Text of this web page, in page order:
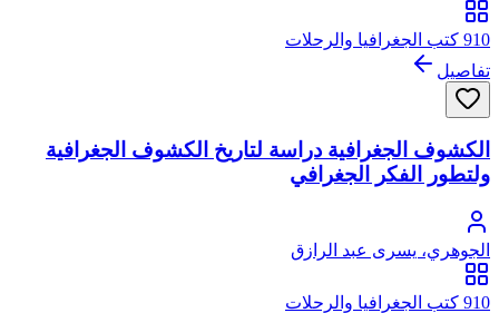
910 كتب الجغرافيا والرحلات
تفاصيل
الكشوف الجغرافية دراسة لتاريخ الكشوف الجغرافية
ولتطور الفكر الجغرافي
الجوهري، يسرى عبد الرازق
910 كتب الجغرافيا والرحلات